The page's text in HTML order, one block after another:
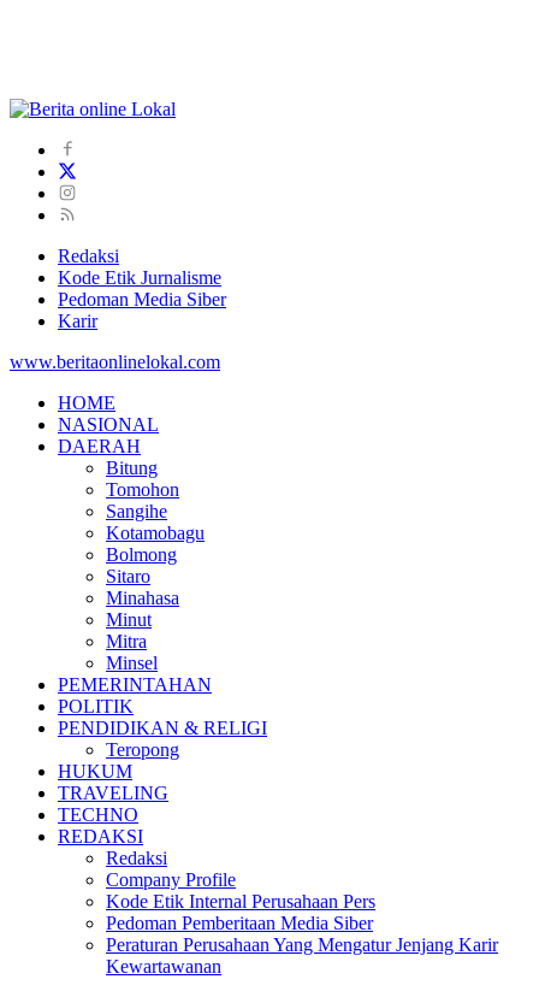
Redaksi
Kode Etik Jurnalisme
Pedoman Media Siber
Karir
www.beritaonlinelokal.com
HOME
NASIONAL
DAERAH
Bitung
Tomohon
Sangihe
Kotamobagu
Bolmong
Sitaro
Minahasa
Minut
Mitra
Minsel
PEMERINTAHAN
POLITIK
PENDIDIKAN & RELIGI
Teropong
HUKUM
TRAVELING
TECHNO
REDAKSI
Redaksi
Company Profile
Kode Etik Internal Perusahaan Pers
Pedoman Pemberitaan Media Siber
Peraturan Perusahaan Yang Mengatur Jenjang Karir
Kewartawanan